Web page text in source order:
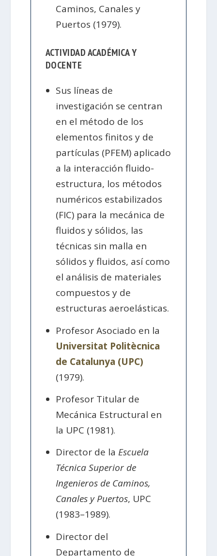
Caminos, Canales y
Puertos (1979).
ACTIVIDAD ACADÉMICA Y
DOCENTE
Sus líneas de
investigación se centran
en el método de los
elementos finitos y de
partículas (PFEM) aplicado
a la interacción fluido-
estructura, los métodos
numéricos estabilizados
(FIC) para la mecánica de
fluidos y sólidos, las
técnicas sin malla en
sólidos y fluidos, así como
el análisis de materiales
compuestos y de
estructuras aeroelásticas.
Profesor Asociado en la
Universitat Politècnica
de Catalunya (UPC)
(1979).
Profesor Titular de
Mecánica Estructural en
la UPC (1981).
Director de la Escuela
Técnica Superior de
Ingenieros de Caminos,
Canales y Puertos, UPC
(1983–1989).
Director del
Departamento de